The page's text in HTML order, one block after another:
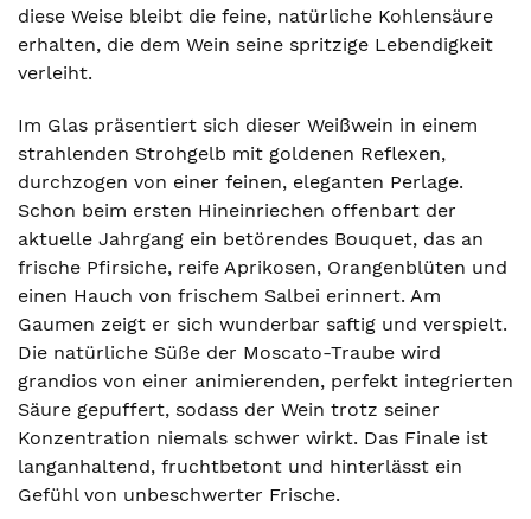
diese Weise bleibt die feine, natürliche Kohlensäure
erhalten, die dem Wein seine spritzige Lebendigkeit
verleiht.
Im Glas präsentiert sich dieser Weißwein in einem
strahlenden Strohgelb mit goldenen Reflexen,
durchzogen von einer feinen, eleganten Perlage.
Schon beim ersten Hineinriechen offenbart der
aktuelle Jahrgang ein betörendes Bouquet, das an
frische Pfirsiche, reife Aprikosen, Orangenblüten und
einen Hauch von frischem Salbei erinnert. Am
Gaumen zeigt er sich wunderbar saftig und verspielt.
Die natürliche Süße der Moscato-Traube wird
grandios von einer animierenden, perfekt integrierten
Säure gepuffert, sodass der Wein trotz seiner
Konzentration niemals schwer wirkt. Das Finale ist
langanhaltend, fruchtbetont und hinterlässt ein
Gefühl von unbeschwerter Frische.